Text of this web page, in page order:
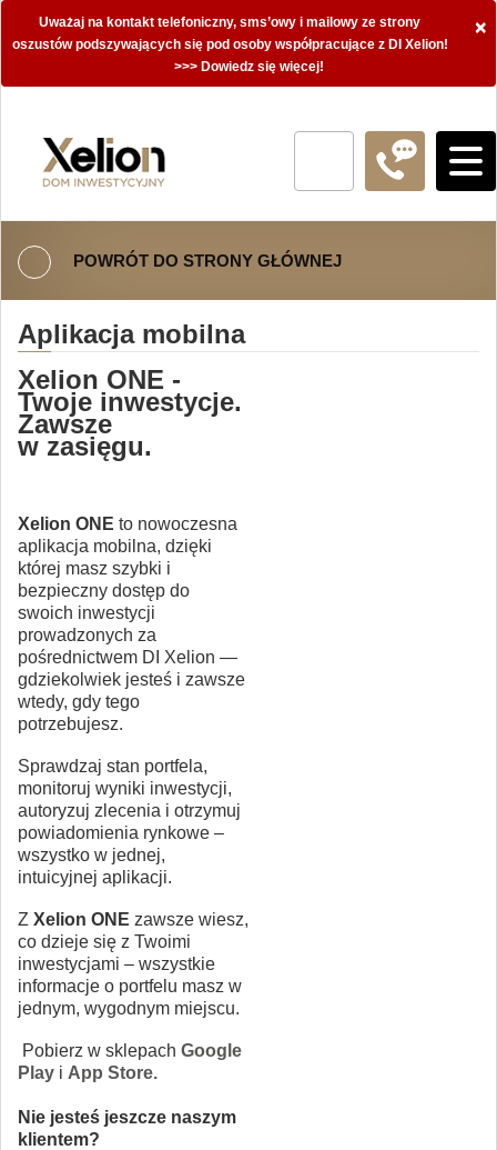
×
Uważaj na kontakt telefoniczny, sms’owy i mailowy ze strony
oszustów podszywających się pod osoby współpracujące z DI Xelion!
>>> Dowiedz się więcej!
POWRÓT DO STRONY GŁÓWNEJ
Aplikacja mobilna
Xelion ONE -
Twoje inwestycje.
Zawsze
w zasięgu.
Xelion ONE to nowoczesna
aplikacja mobilna, dzięki
której masz szybki i
bezpieczny dostęp do
swoich inwestycji
prowadzonych za
pośrednictwem DI Xelion —
gdziekolwiek jesteś i zawsze
wtedy, gdy tego
potrzebujesz.
Sprawdzaj stan portfela,
monitoruj wyniki inwestycji,
autoryzuj zlecenia i otrzymuj
powiadomienia rynkowe –
wszystko w jednej,
intuicyjnej aplikacji.
Z Xelion ONE zawsze wiesz,
co dzieje się z Twoimi
inwestycjami – wszystkie
informacje o portfelu masz w
jednym, wygodnym miejscu.
Pobierz w sklepach Google
Play i App Store.
Nie jesteś jeszcze naszym
klientem?